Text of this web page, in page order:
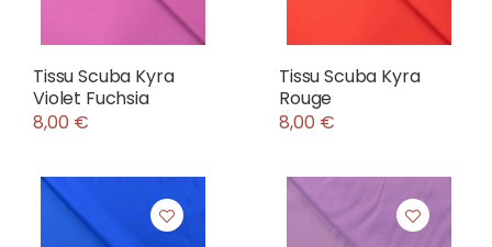
Tissu Scuba Kyra
Violet Fuchsia
8,00 €
Tissu Scuba Kyra
Rouge
8,00 €